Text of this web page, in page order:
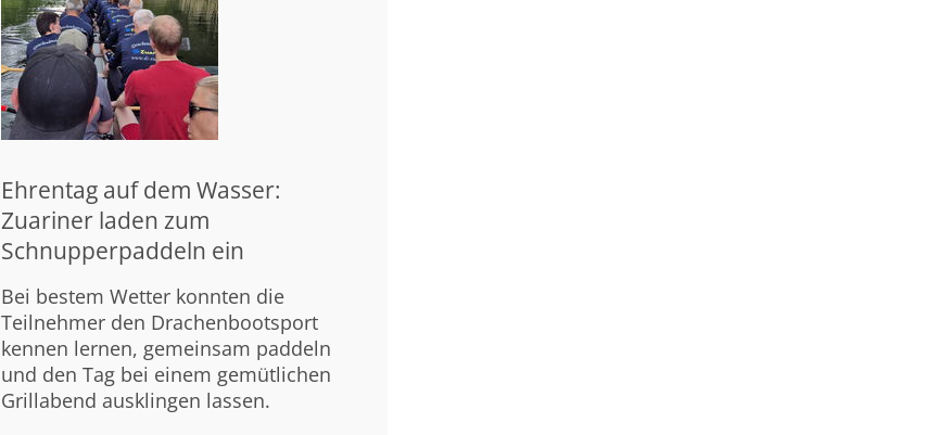
Ehrentag auf dem Wasser:
Zuariner laden zum
Schnupperpaddeln ein
Bei bestem Wetter konnten die
Teilnehmer den Drachenbootsport
kennen lernen, gemeinsam paddeln
und den Tag bei einem gemütlichen
Grillabend ausklingen lassen.